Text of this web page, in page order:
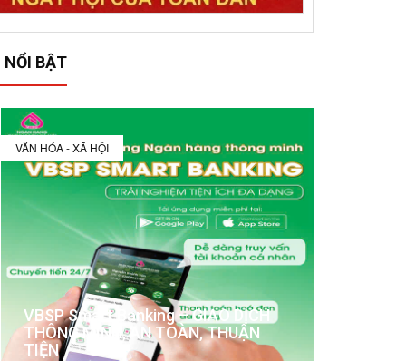
NỔI BẬT
VĂN HÓA - XÃ HỘI
VBSP Smart Banking – GIAO DỊCH
THÔNG MINH, AN TOÀN, THUẬN
TIỆN